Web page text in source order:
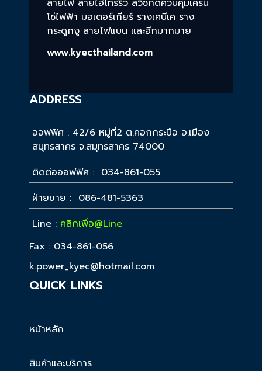
สายไฟ สายไฮโทรริว สวิซกดควบคุมเครน
โซ่ไฟฟ้า มอเตอร์เกียร์ รางเคบีเค ราง
กระดูกงู สายไฟแบน และอีกมากมาย
www.kyecthailand.com
ADDRESS
ออฟฟิศ : 42/6 หมู่ที่2 ต.คอกกระบือ อ.เมือง
สมุทรสาคร จ.สมุทรสาคร 74000
ติดต่อออฟฟิศ : 034-861-055
ฝ่ายขาย : 086-481-5363
Line : คลิกเพื่อ@Line
Fax : 034-861-056
k.power_kyec@hotmail.com
QUICK LINKS
หน้าหลัก
สินค้าและบริการ